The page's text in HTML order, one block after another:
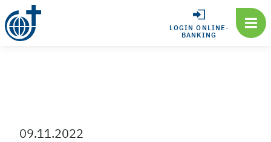
LOGIN ONLINE-
BANKING
09.11.2022